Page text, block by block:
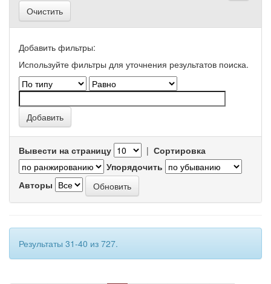
Очистить
Добавить фильтры:
Используйте фильтры для уточнения результатов поиска.
Вывести на страницу | Сортировка
Упорядочить
Авторы
Результаты 31-40 из 727.